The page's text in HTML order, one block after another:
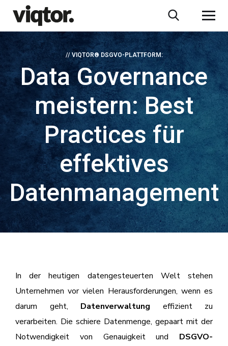
// VIQTOR® DSGVO-PLATTFORM:
Data Governance
meistern: Best
Practices für
effektives
Datenmanagement
In der heutigen datengesteuerten Welt stehen
Unternehmen vor vielen Herausforderungen, wenn es
darum geht, Datenverwaltung effizient zu
verarbeiten. Die schiere Datenmenge, gepaart mit der
Notwendigkeit von Genauigkeit und DSGVO-